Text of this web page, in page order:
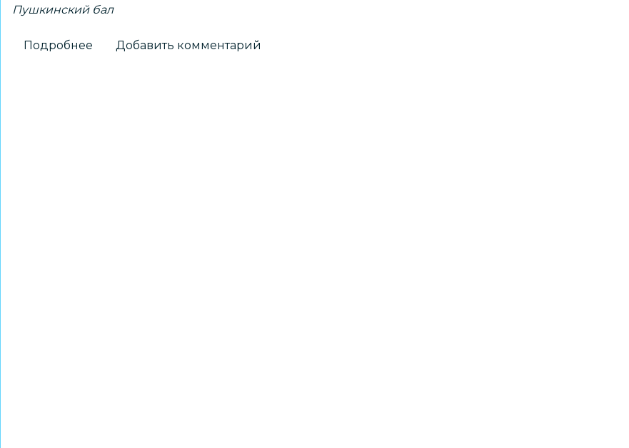
Пушкинский бал
Подробнее Добавить комментарий